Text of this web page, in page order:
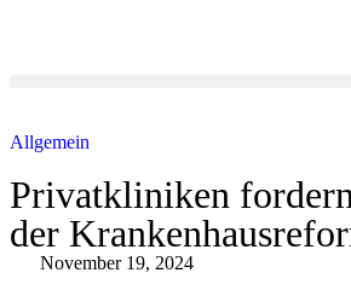
Allgemein
Privatkliniken
der
November 19, 2024